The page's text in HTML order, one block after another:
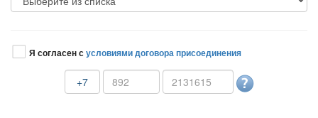
Я согласен сусловиями договора присоединения
+7